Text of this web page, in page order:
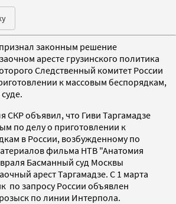
законным решение
аресте грузинского политика
Следственный комитет России
к массовым беспорядкам,
суде.
СКР объявил, что Гиви Таргамадзе
по делу о приготовлении к
в России, возбужденному по
фильма НТВ "Анатомия
Басманный суд Москвы
арест Таргамадзе. С 1 марта
по запросу России объявлен
по линии Интерпола.